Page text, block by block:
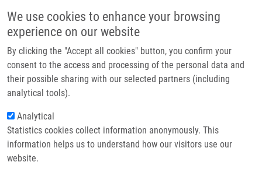
We use cookies to enhance your browsing
experience on our website
By clicking the "Accept all cookies" button, you confirm your
consent to the access and processing of the personal data and
their possible sharing with our selected partners (including
analytical tools).
Analytical
Statistics cookies collect information anonymously. This
information helps us to understand how our visitors use our
website.
Main
Domů
Partner institutions
Technologie a služby
Kontakt
Drobečková navigace
Domů Sulovská Lucie
Sulovská Lucie